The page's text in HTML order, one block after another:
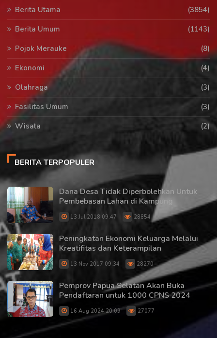
Berita Utama
(3854)
Berita Umum
(1143)
Pojok Merauke
(8)
Ekonomi
(4)
Olahraga
(3)
Fasilitas Umum
(3)
Wisata
(2)
BERITA TERPOPULER
Dana Desa Tidak Diperbolehkan Untuk
Pembebasan Lahan di Kampung
13 Jul 2018 09:47 28854
Peningkatan Ekonomi Keluarga Melalui
Kreatifitas dan Keterampilan
13 Nov 2017 09:34 28270
Pemprov Papua Selatan Akan Buka
Pendaftaran untuk 1000 CPNS 2024
16 Aug 2024 20:09 27077